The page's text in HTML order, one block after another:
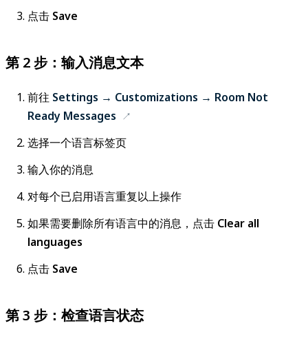
点击 Save
第 2 步：输入消息文本
前往 Settings → Customizations → Room Not
Ready Messages
选择一个语言标签页
输入你的消息
对每个已启用语言重复以上操作
如果需要删除所有语言中的消息，点击 Clear all
languages
点击 Save
第 3 步：检查语言状态